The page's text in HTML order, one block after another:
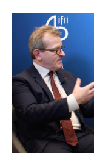
principale
médiatique